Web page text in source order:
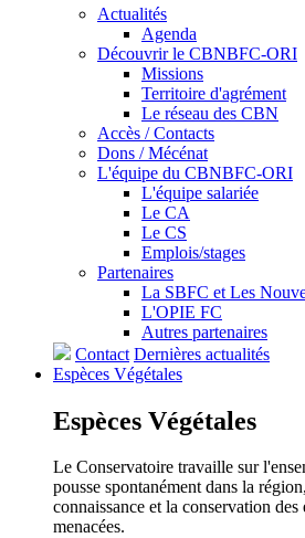
Actualités
Agenda
Découvrir le CBNBFC-ORI
Missions
Territoire d'agrément
Le réseau des CBN
Accès / Contacts
Dons / Mécénat
L'équipe du CBNBFC-ORI
L'équipe salariée
Le CA
Le CS
Emplois/stages
Partenaires
La SBFC et Les
L'OPIE FC
Autres partenaires
Contact Dernières actualités
Espèces Végétales
Espèces Végétales
Le Conservatoire travaille sur
pousse spontanément dans la
connaissance et la conservation des
menacées.